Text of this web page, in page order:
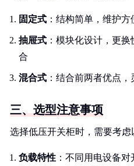
固定式 ：结构简单，维护
抽屉式 ：模块化设计，更
合
混合式 ：结合前两者优点
三、选型注意事项
选择低压开关柜时，需要考虑
负载特性 ：不同用电设备